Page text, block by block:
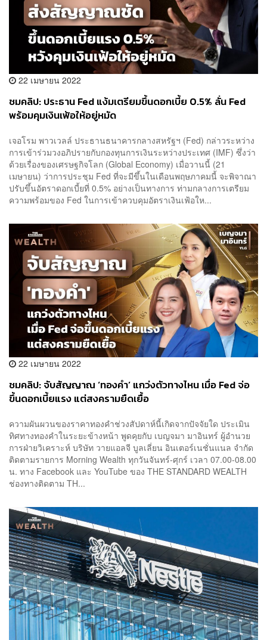
22 เมษายน 2022
ชมคลิป: ประธาน Fed แง้มเตรียมขึ้นดอกเบี้ย 0.5% ลั่น Fed
พร้อมคุมเงินเฟ้อให้อยู่หมัด
เจอโรม พาวเวลล์ ประธานธนาคารกลางสหรัฐฯ (Fed) กล่าวระหว่าง
การเข้าร่วมวงอภิปรายกับกองทุนการเงินระหว่างประเทศ (IMF) ซึ่งว่า
ด้วยเรื่องของเศรษฐกิจโลก (Global Economy) เมื่อวานนี้ (21
เมษายน) ว่าการประชุม Fed ที่จะมีขึ้นในเดือนพฤษภาคมนี้ จะพิจาณา
ปรับขึ้นอัตราดอกเบี้ยที่ 0.5% อย่างเป็นทางการ ท่ามกลางการเตรียม
ความพร้อมของ Fed ในการเข้าควบคุมอัตราเงินเฟ้อให...
22 เมษายน 2022
ชมคลิป: จับสัญญาณ ‘ทองคำ’ แกว่งตัวทางไหน เมื่อ Fed จ่อ
ขึ้นดอกเบี้ยแรง แต่สงครามยืดเยื้อ
ความผันผวนของราคาทองคำช่วงสัปดาห์นี้เกิดจากปัจจัยใด ประเมิน
ทิศทางทองคำในระยะข้างหน้า พูดคุยกับ เบญจมา มาอินทร์ ผู้อำนวย
การฝ่ายวิเคราะห์ บริษัท วายแอลจี บูลเลี่ยน อินเตอร์เนชั่นแนล จำกัด
ติดตามรายการ Morning Wealth ทุกวันจันทร์-ศุกร์ เวลา 07.00-08.00
น. ทาง Facebook และ YouTube ของ THE STANDARD WEALTH
ช่องทางติดตาม TH...